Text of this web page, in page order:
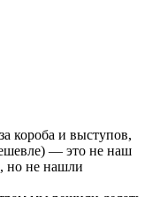
короба и выступов,
— это не наш
но не нашли